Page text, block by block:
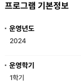
프로그램 기본정보
운영년도
2024
운영학기
1학기